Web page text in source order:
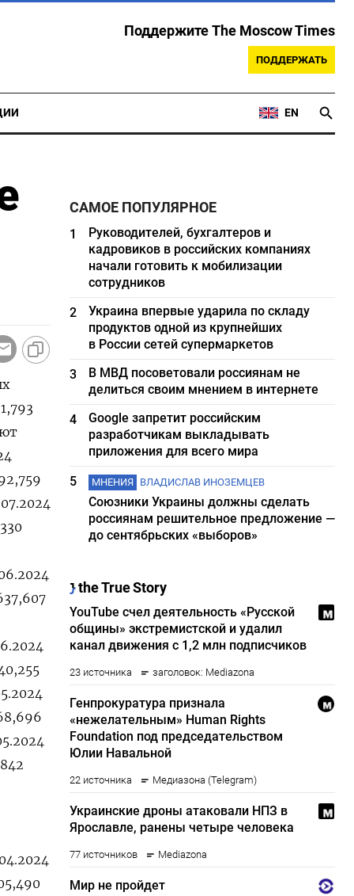
Поддержите The Moscow Times
ПОДДЕРЖАТЬ
EN
САМОЕ ПОПУЛЯРНОЕ
1
Руководителей, бухгалтеров и
кадровиков в российских компаниях
начали готовить к мобилизации
сотрудников
2
Украина впервые ударила по складу
продуктов одной из крупнейших
в России сетей супермаркетов
3
В МВД посоветовали россиянам не
делиться своим мнением в интернете
4
Google запретит российским
разработчикам выкладывать
приложения для всего мира
5
МНЕНИЯ ВЛАДИСЛАВ ИНОЗЕМЦЕВ
Союзники Украины должны сделать
россиянам решительное предложение —
до сентябрьских «выборов»